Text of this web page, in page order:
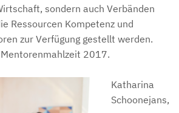
sondern auch Verbänden
Ressourcen Kompetenz und
zur Verfügung gestellt werden.
2017.
Katharina
Schoonejans,